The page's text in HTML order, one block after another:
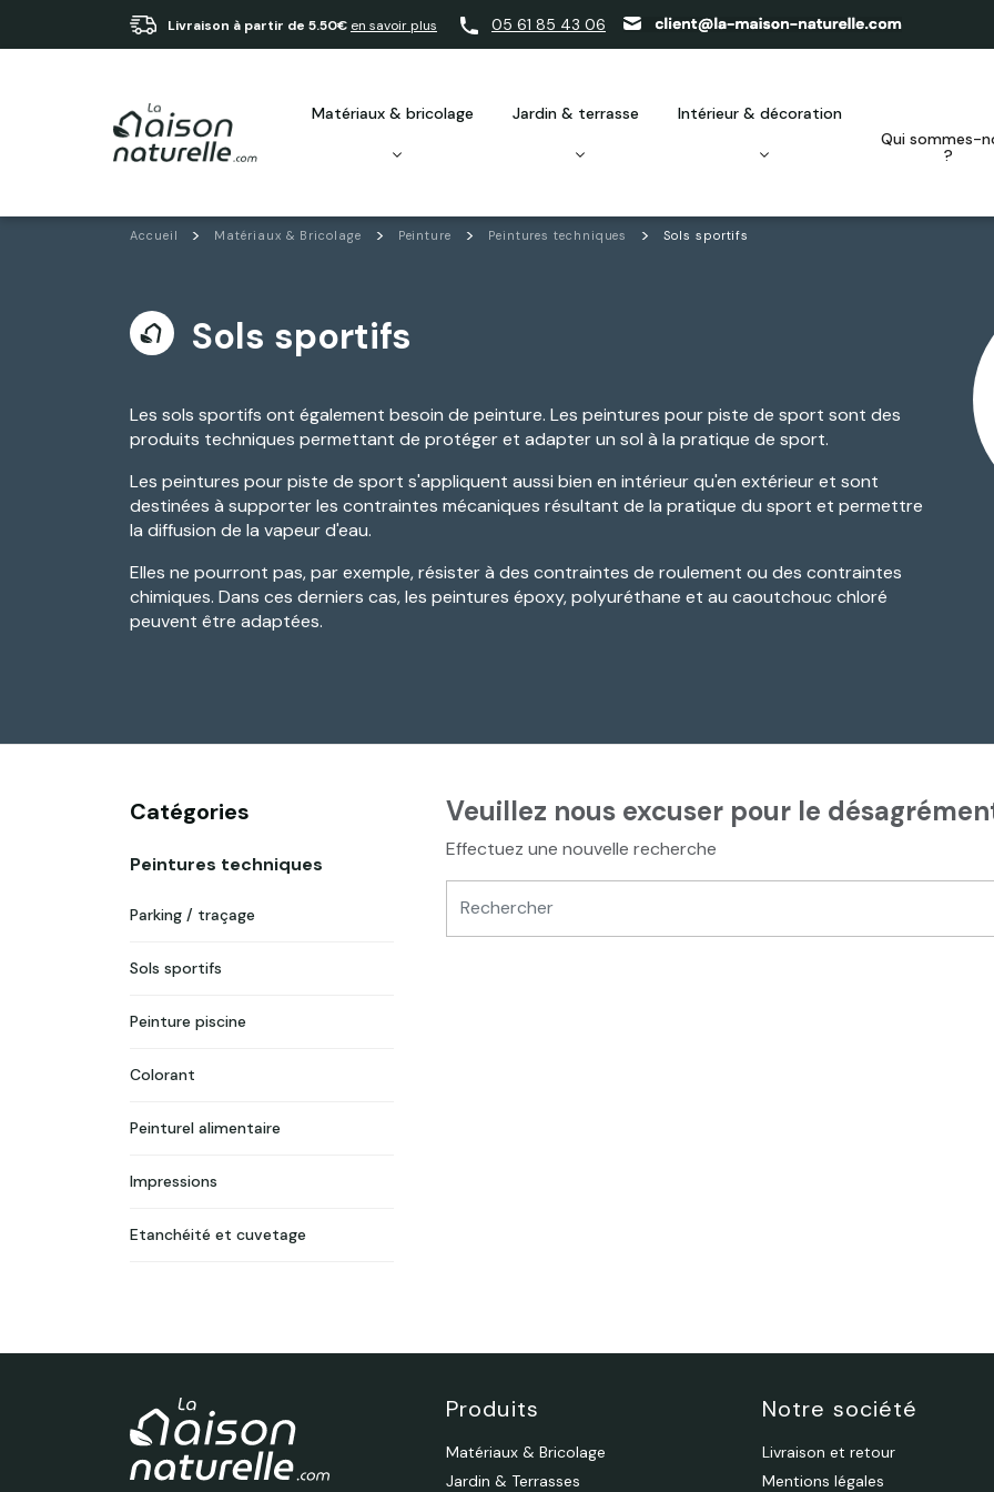
Livraison à partir de 5.50€ en savoir plus 05 61 85 43 06
matériaux & bricolage jardin & terrasse
intérieur & décoration
qui sommes-nous
?
Accueil Matériaux & Bricolage Peinture Peintures techniques Sols sportifs
Sols sportifs
Les sols sportifs ont également besoin de peinture. Les peintures pour piste de sport sont des
produits techniques permettant de protéger et adapter un sol à la pratique de sport.
Les peintures pour piste de sport s'appliquent aussi bien en intérieur qu'en extérieur et sont
destinées à supporter les contraintes mécaniques résultant de la pratique du sport et permettre
la diffusion de la vapeur d'eau.
Elles ne pourront pas, par exemple, résister à des contraintes de roulement ou des contraintes
chimiques. Dans ces derniers cas, les peintures époxy, polyuréthane et au caoutchouc chloré
peuvent être adaptées.
Catégories
Peintures techniques
Parking / traçage
Sols sportifs
Peinture piscine
Colorant
Peinturel alimentaire
Impressions
Etanchéité et cuvetage
Veuillez nous excuser pour le
Effectuez une nouvelle recherche
Produits
Matériaux & Bricolage
Jardin & Terrasses
Notre société
Livraison et retour
Mentions légales